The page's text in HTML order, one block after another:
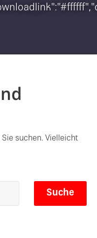
suchen. Vielleicht
Suche